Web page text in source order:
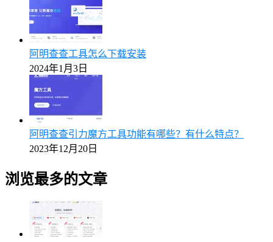
阿明查查工具怎么下载安装
2024年1月3日
阿明查查引力魔方工具功能有哪些？有什么特点？
2023年12月20日
浏览最多的文章